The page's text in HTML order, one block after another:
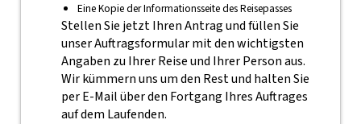
Eine Kopie der Informationsseite des Reisepasses
Stellen Sie jetzt Ihren Antrag und füllen Sie
unser Auftragsformular mit den wichtigsten
Angaben zu Ihrer Reise und Ihrer Person aus.
Wir kümmern uns um den Rest und halten Sie
per E-Mail über den Fortgang Ihres Auftrages
auf dem Laufenden.